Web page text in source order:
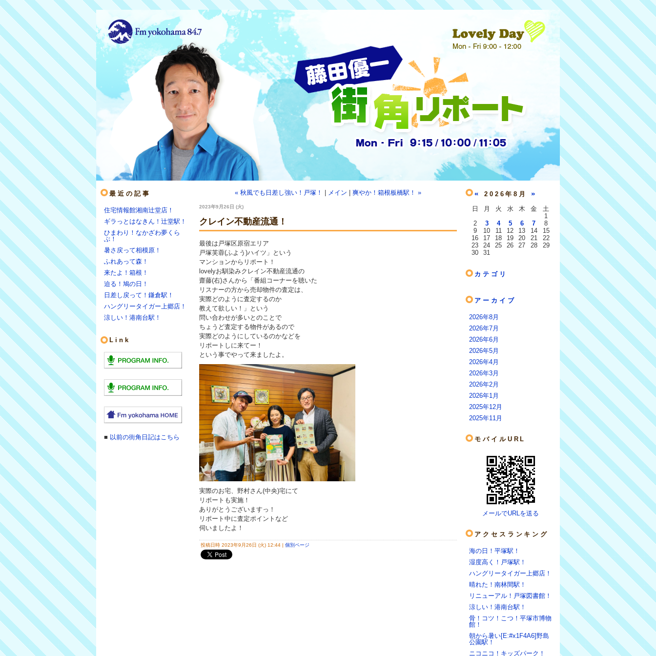
最近の記事
住宅情報館湘南辻堂店！
ギラっとはなきん！辻堂駅！
ひまわり！なかざわ夢くら
ぶ！
暑さ戻って相模原！
ふれあって森！
来たよ！箱根！
迫る！鳩の日！
日差し戻って！鎌倉駅！
ハングリータイガー上郷店！
涼しい！港南台駅！
Link
■ 以前の街角日記はこちら
« 秋風でも日差し強い！戸塚！ メイン 爽やか！箱根板橋駅！ »
2023年9月26日 (火)
クレイン不動産流通！
最後は戸塚区原宿エリア
戸塚芙蓉(ふよう)ハイツ」という
マンションからリポート！
lovelyお馴染みクレイン不動産流通の
齋藤(右)さんから「番組コーナーを聴いた
リスナーの方から売却物件の査定は、
実際どのように査定するのか
教えて欲しい！」という
問い合わせが多いとのことで
ちょうど査定する物件があるので
実際どのようにしているのかなどを
リポートしに来てー！
という事でやって来ましたよ。
実際のお宅、野村さん(中央)宅にて
リポートも実施！
ありがとうございますっ！
リポート中に査定ポイントなど
伺いましたよ！
投稿日時 2023年9月26日 (火) 12:44 | 個別ページ
« 2026年8月 »
日 月 火 水 木 金
土
1
2
3 4 5 6 7
8
9
10 11 12 13 14
15
16
17 18 19 20 21
22
23
24 25 26 27 28
29
30
31
カテゴリ
アーカイブ
2026年8月
2026年7月
2026年6月
2026年5月
2026年4月
2026年3月
2026年2月
2026年1月
2025年12月
2025年11月
モバイルURL
メールでURLを送る
アクセスランキング
海の日！平塚駅！
湿度高く！戸塚駅！
ハングリータイガー上郷店！
晴れた！南林間駅！
リニューアル！戸塚図書館！
涼しい！港南台駅！
骨！コツ！こつ！平塚市博物
館！
朝から暑い[E:#x1F4A6]野島
公園駅！
ニコニコ！キッズパーク！